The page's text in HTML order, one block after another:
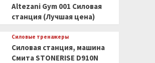
Altezani Gym 001 Силовая
станция (Лучшая цена)
Силовые тренажеры
Силовая станция, машина
Смита STONERISE D910N